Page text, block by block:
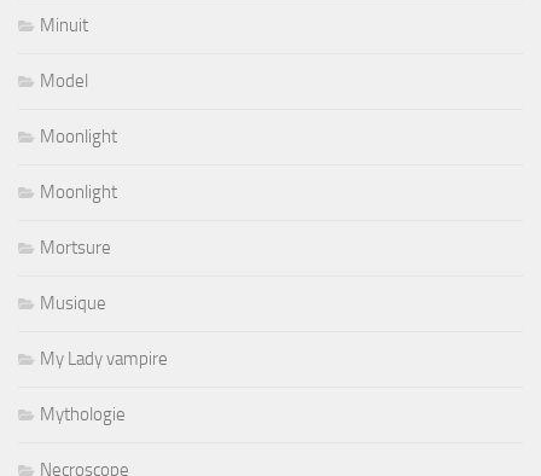
Minuit
Model
Moonlight
Moonlight
Mortsure
Musique
My Lady vampire
Mythologie
Necroscope